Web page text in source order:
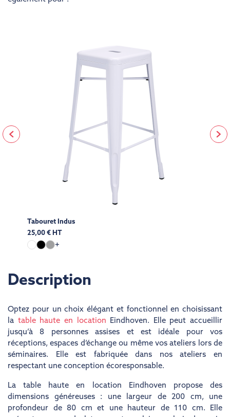
Tabouret Indus
25,00 € HT
+
Description
Optez pour un choix élégant et fonctionnel en choisissant
la table haute en location Eindhoven. Elle peut accueillir
jusqu’à 8 personnes assises et est idéale pour vos
réceptions, espaces d’échange ou même vos ateliers lors de
séminaires. Elle est fabriquée dans nos ateliers en
respectant une conception écoresponsable.
La table haute en location Eindhoven propose des
dimensions généreuses : une largeur de 200 cm, une
profondeur de 80 cm et une hauteur de 110 cm. Elle